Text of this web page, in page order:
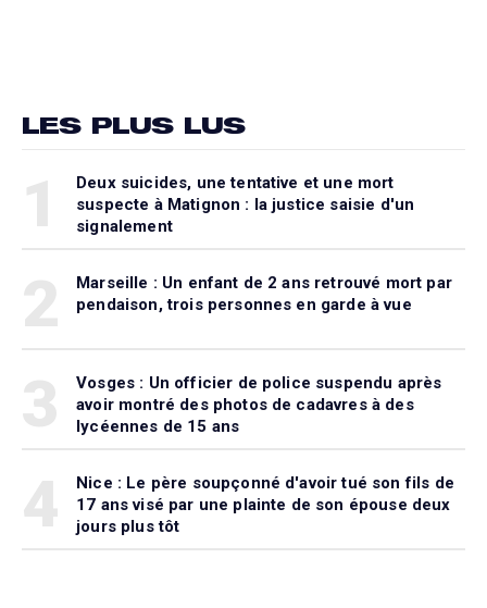
LES PLUS LUS
Deux suicides, une tentative et une mort
suspecte à Matignon : la justice saisie d'un
signalement
Marseille : Un enfant de 2 ans retrouvé mort par
pendaison, trois personnes en garde à vue
Vosges : Un officier de police suspendu après
avoir montré des photos de cadavres à des
lycéennes de 15 ans
Nice : Le père soupçonné d'avoir tué son fils de
17 ans visé par une plainte de son épouse deux
jours plus tôt